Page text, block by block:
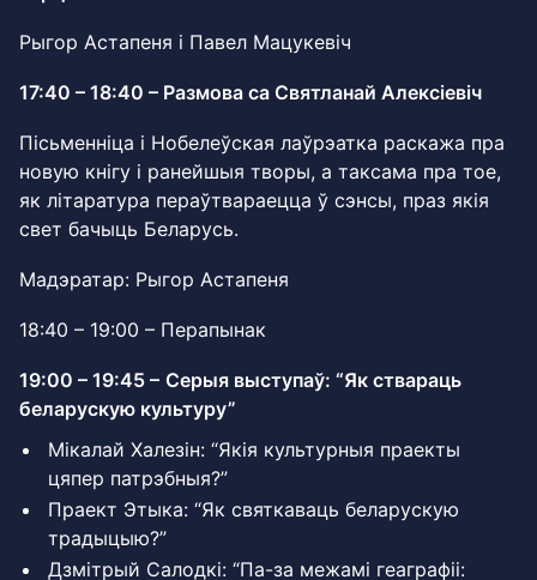
Рыгор Астапеня і Павел Мацукевіч
17:40 – 18:40 – Размова са Святланай Алексіевіч
Пісьменніца і Нобелеўская лаўрэатка раскажа пра
новую кнігу і ранейшыя творы, а таксама пра тое,
як літаратура пераўтвараецца ў сэнсы, праз якія
свет бачыць Беларусь.
Мадэратар: Рыгор Астапеня
18:40 – 19:00 – Перапынак
19:00 – 19:45 – Серыя выступаў: “Як ствараць
беларускую культуру”
Мікалай Халезін: “Якія культурныя праекты
цяпер патрэбныя?”
Праект Этыка: “Як святкаваць беларускую
традыцыю?”
Дзмітрый Салодкі: “Па-за межамі геаграфіі: